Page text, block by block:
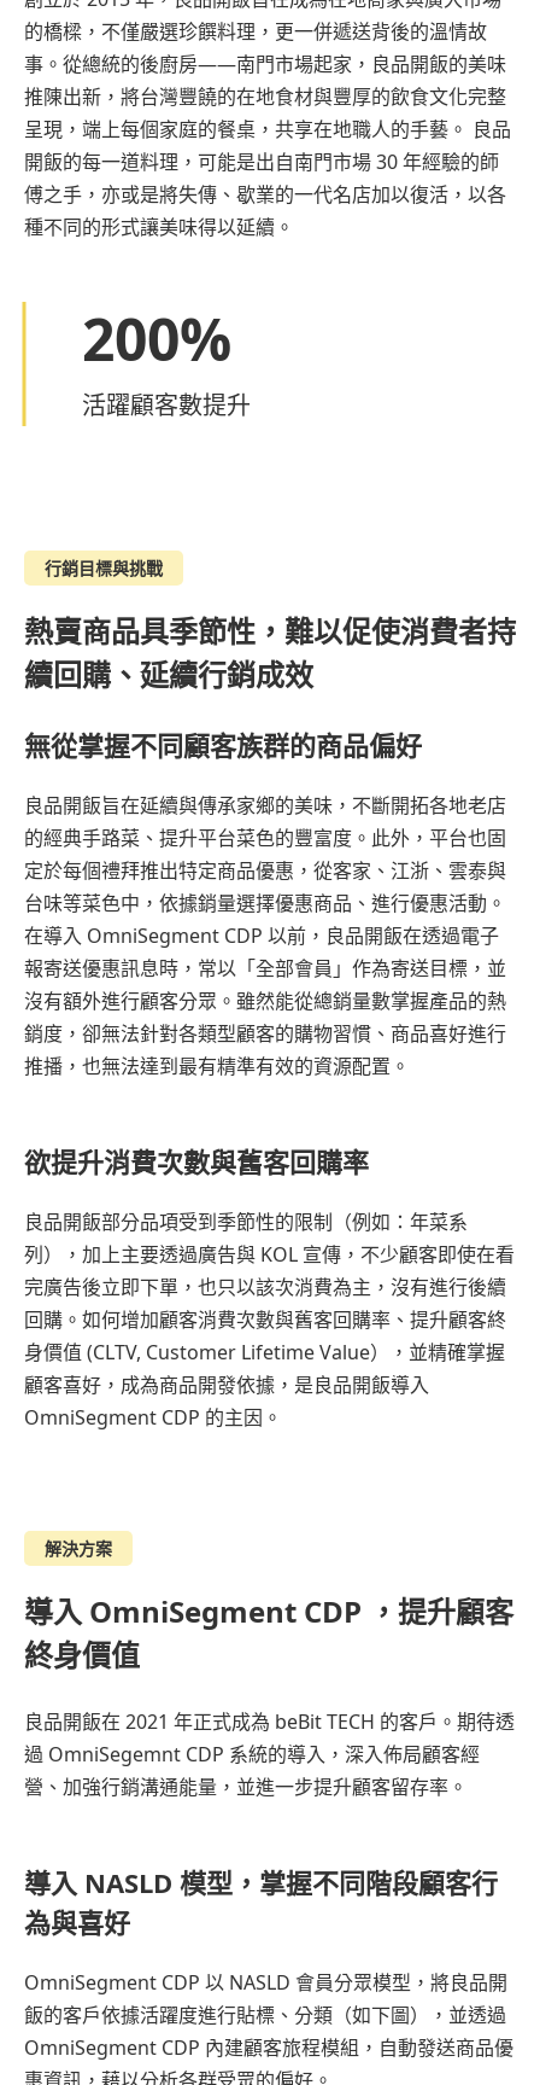
的橋樑，不僅嚴選珍饌料理，更一併遞送背後的溫情故
事。從總統的後廚房——南門市場起家，良品開飯的美味
推陳出新，將台灣豐饒的在地食材與豐厚的飲食文化完整
呈現，端上每個家庭的餐桌，共享在地職人的手藝。 良品
開飯的每一道料理，可能是出自南門市場 30 年經驗的師
傅之手，亦或是將失傳、歇業的一代名店加以復活，以各
種不同的形式讓美味得以延續。
200%
活躍顧客數提升
行銷目標與挑戰
熱賣商品具季節性，難以促使消費者持
續回購、延續行銷成效
無從掌握不同顧客族群的商品偏好
良品開飯旨在延續與傳承家鄉的美味，不斷開拓各地老店
的經典手路菜、提升平台菜色的豐富度。此外，平台也固
定於每個禮拜推出特定商品優惠，從客家、江浙、雲泰與
台味等菜色中，依據銷量選擇優惠商品、進行優惠活動。
在導入 OmniSegment CDP 以前，良品開飯在透過電子
報寄送優惠訊息時，常以「全部會員」作為寄送目標，並
沒有額外進行顧客分眾。雖然能從總銷量數掌握產品的熱
銷度，卻無法針對各類型顧客的購物習慣、商品喜好進行
推播，也無法達到最有精準有效的資源配置。
欲提升消費次數與舊客回購率
良品開飯部分品項受到季節性的限制（例如：年菜系
列），加上主要透過廣告與 KOL 宣傳，不少顧客即使在看
完廣告後立即下單，也只以該次消費為主，沒有進行後續
回購。如何增加顧客消費次數與舊客回購率、提升顧客終
身價值 (CLTV, Customer Lifetime Value），並精確掌握
顧客喜好，成為商品開發依據，是良品開飯導入
OmniSegment CDP 的主因。
解決方案
導入 OmniSegment CDP ，提升顧客
終身價值
良品開飯在 2021 年正式成為 beBit TECH 的客戶。期待透
過 OmniSegemnt CDP 系統的導入，深入佈局顧客經
營、加強行銷溝通能量，並進一步提升顧客留存率。
導入 NASLD 模型，掌握不同階段顧客行
為與喜好
OmniSegment CDP 以 NASLD 會員分眾模型，將良品開
飯的客戶依據活躍度進行貼標、分類（如下圖），並透過
OmniSegment CDP 內建顧客旅程模組，自動發送商品優